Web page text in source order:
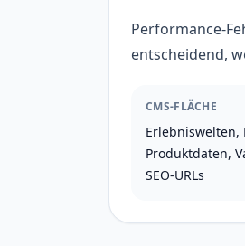
Performance-
entscheidend,
CMS-FLÄCHE
Erlebniswelten,
Produktdaten,
SEO-URLs